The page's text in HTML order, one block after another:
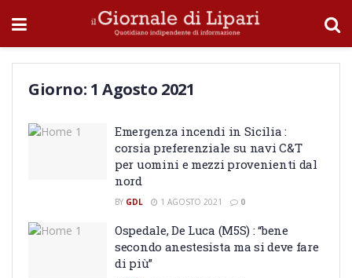
Giorno: 1 Agosto 2021
Emergenza incendi in Sicilia :
corsia preferenziale su navi C&T
per uomini e mezzi provenienti dal
nord
BY GDL 1 AGOSTO 2021 0
Ospedale, De Luca (M5S) : “bene
secondo anestesista ma si deve fare
di più”